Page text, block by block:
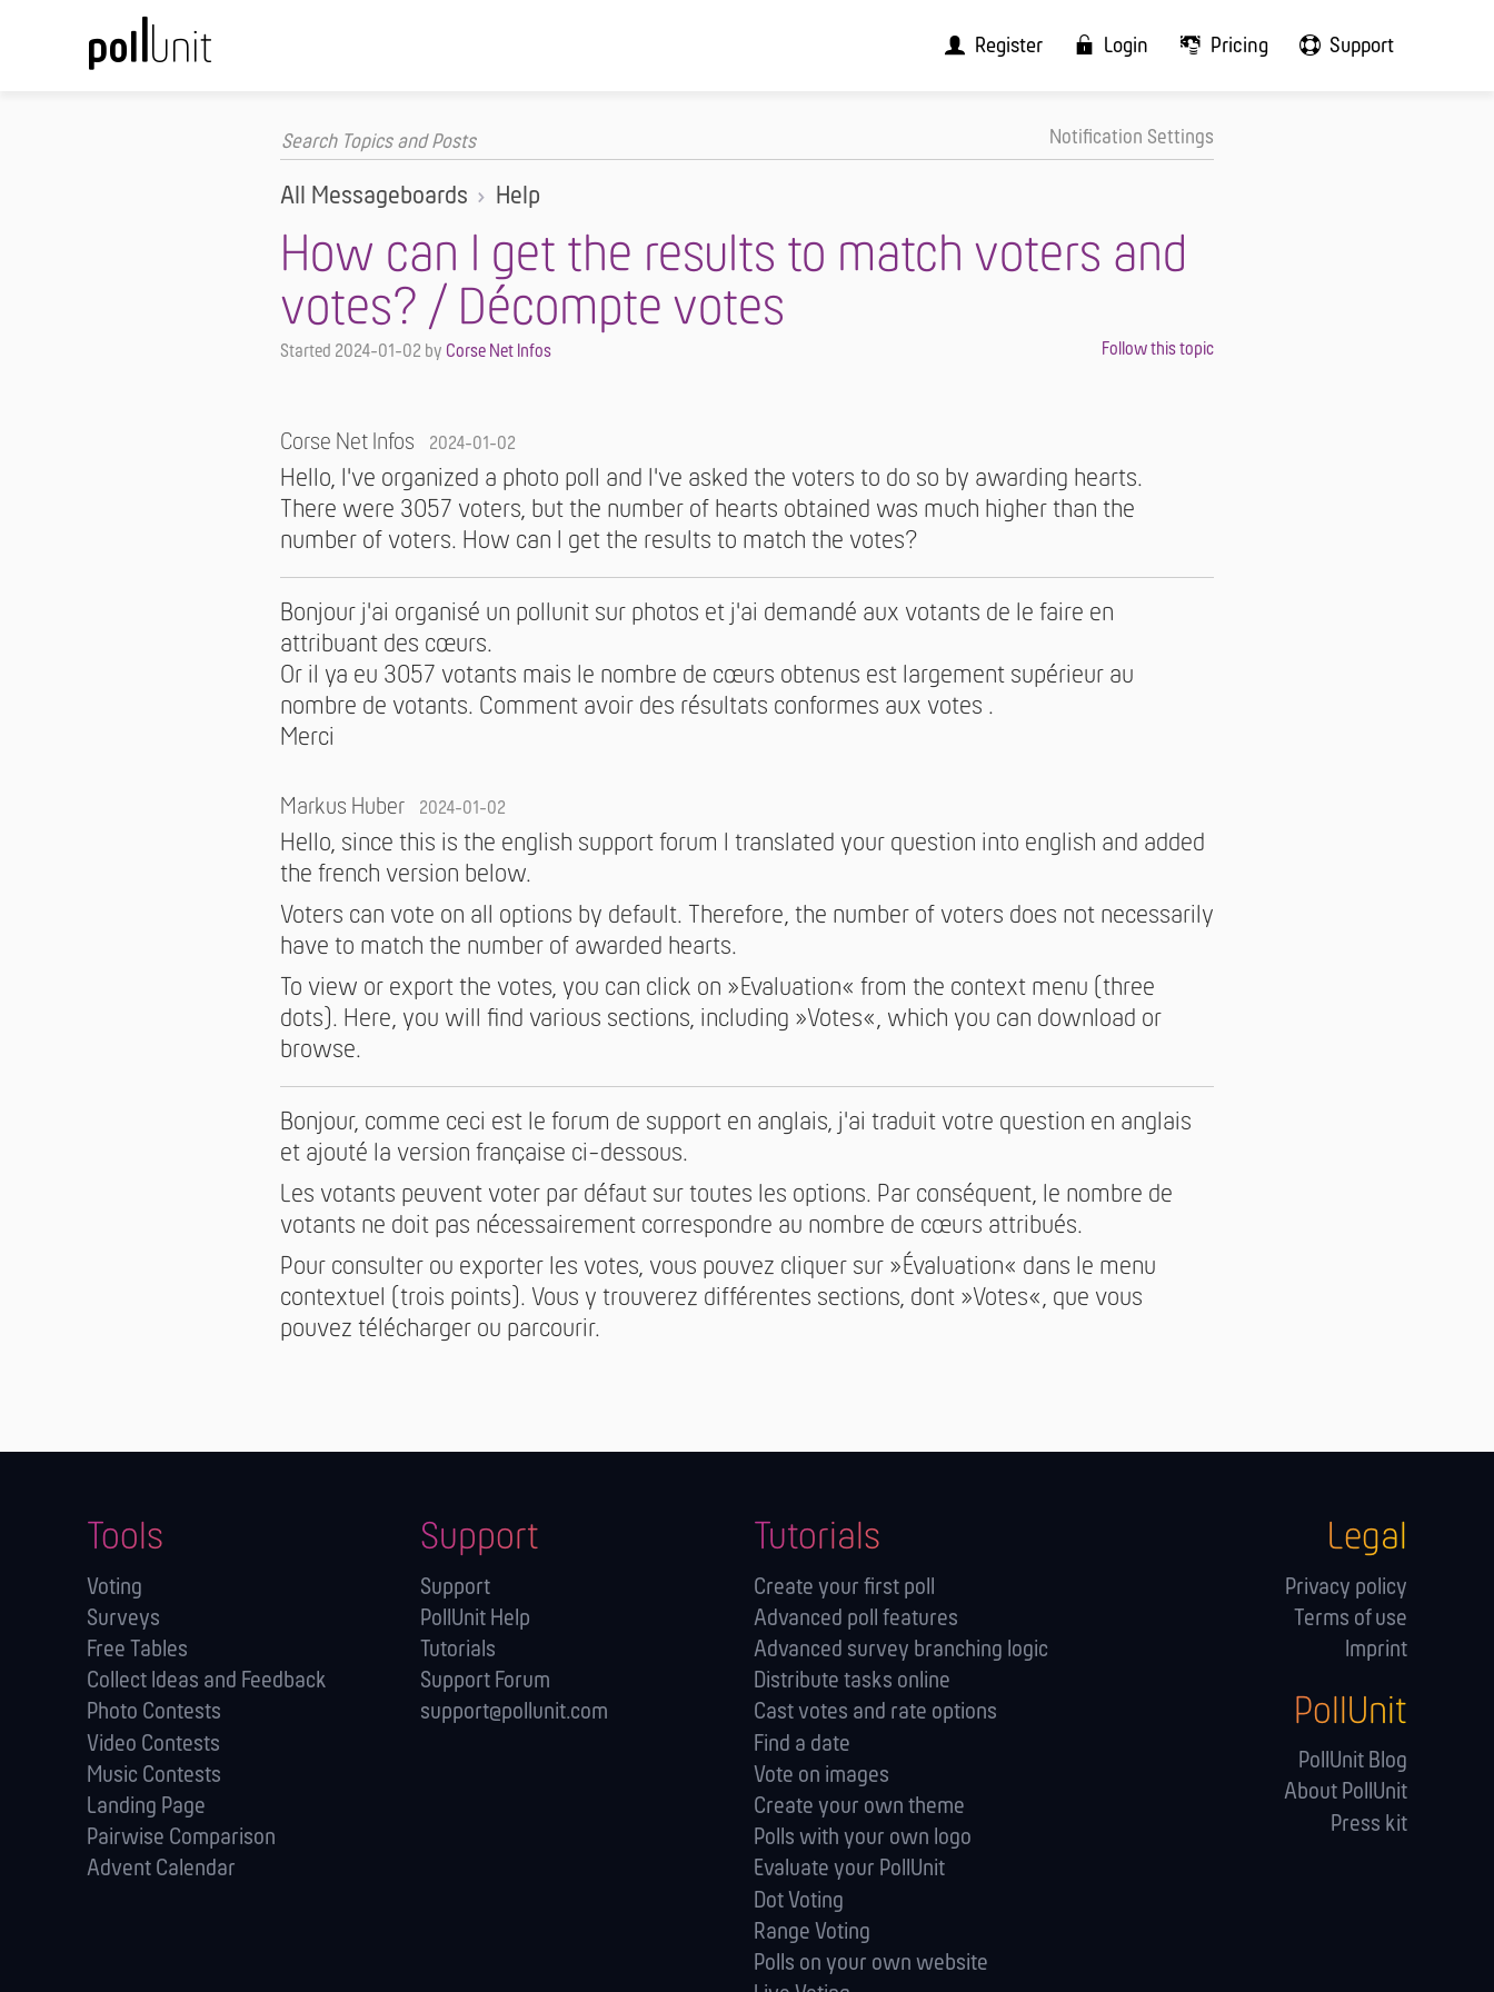
Register Login Pricing Support
Notification Settings
All Messageboards Help
How can I get the results to match voters and
votes? / Décompte votes
Started 2024-01-02 by Corse Net Infos
Corse Net Infos 2024-01-02
Hello, I've organized a photo poll and I've asked the voters to do so by awarding hearts.
There were 3057 voters, but the number of hearts obtained was much higher than the
number of voters. How can I get the results to match the votes?
Bonjour j'ai organisé un pollunit sur photos et j'ai demandé aux votants de le faire en
attribuant des cœurs.
Or il ya eu 3057 votants mais le nombre de cœurs obtenus est largement supérieur au
nombre de votants. Comment avoir des résultats conformes aux votes .
Merci
Markus Huber 2024-01-02
Hello, since this is the english support forum I translated your question into english and added
the french version below.
Voters can vote on all options by default. Therefore, the number of voters does not necessarily
have to match the number of awarded hearts.
To view or export the votes, you can click on »Evaluation« from the context menu (three
dots). Here, you will find various sections, including »Votes«, which you can download or
browse.
Bonjour, comme ceci est le forum de support en anglais, j'ai traduit votre question en anglais
et ajouté la version française ci-dessous.
Les votants peuvent voter par défaut sur toutes les options. Par conséquent, le nombre de
votants ne doit pas nécessairement correspondre au nombre de cœurs attribués.
Pour consulter ou exporter les votes, vous pouvez cliquer sur »Évaluation« dans le menu
contextuel (trois points). Vous y trouverez différentes sections, dont »Votes«, que vous
pouvez télécharger ou parcourir.
Tools
Voting
Surveys
Free Tables
Collect Ideas and Feedback
Photo Contests
Video Contests
Music Contests
Landing Page
Pairwise Comparison
Advent Calendar
Support
Support
PollUnit Help
Tutorials
Support Forum
support@pollunit.com
Tutorials
Create your first poll
Advanced poll features
Advanced survey branching logic
Distribute tasks online
Cast votes and rate options
Find a date
Vote on images
Create your own theme
Polls with your own logo
Evaluate your PollUnit
Dot Voting
Range Voting
Polls on your own website
Legal
Privacy policy
Terms of use
Imprint
PollUnit
PollUnit Blog
About PollUnit
Press kit